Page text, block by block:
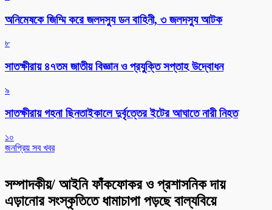
অনিমেষকে জিম্মি করে জলদস্যু ডন বাহিনী, ৩ জলদস্যু আটক
৮
সাতক্ষীরায় ৪৭তম জাতীয় বিজ্ঞান ও প্রযুক্তি সপ্তাহ উদ্বোধন
৯
সাতক্ষীরায় গহনা ছিনতাইকালে দুর্বৃত্তের ইটের আঘাতে নারী নিহত
১০
জনপ্রিয় সব খবর
সম্পাদকীয়/ আইনি ফাঁকফোকর ও প্রশাসনিক দায়
এড়ানোর সংস্কৃতিতে ধামাচাপা পড়ছে বাল্যবিয়ে